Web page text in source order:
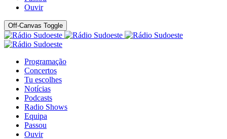
Ouvir
Off-Canvas Toggle
Programação
Concertos
Tu escolhes
Notícias
Podcasts
Radio Shows
Equipa
Passou
Ouvir